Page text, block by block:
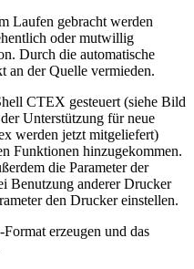
Laufen gebracht werden
oder mutwillig
Durch die automatische
an der Quelle vermieden.
CTEX gesteuert (siehe Bild
Unterstützung für neue
werden jetzt mitgeliefert)
Funktionen hinzugekommen.
die Parameter der
Benutzung anderer Drucker
den Drucker einstellen.
erzeugen und das